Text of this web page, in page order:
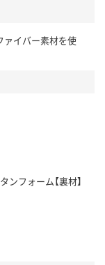
ァイバー素材を使
ンフォーム【裏材】